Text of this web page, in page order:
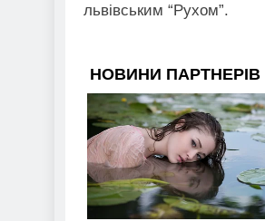
львівським “Рухом”.